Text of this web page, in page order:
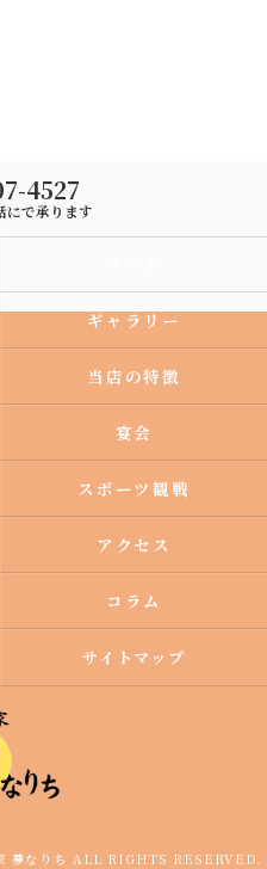
4527
にで承ります
ギャラリー
当店の特徴
宴会
スポーツ観戦
アクセス
コラム
サイトマップ
夢なりち ALL RIGHTS RESERVED.